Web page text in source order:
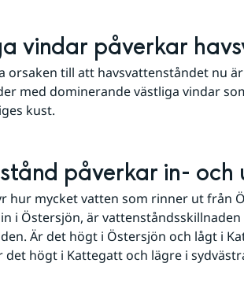
vindar påverkar
orsaken till att havsvattenståndet nu
med dominerande västliga vindar
kust.
påverkar in- och
hur mycket vatten som rinner ut från
i Östersjön, är
Är det högt i Östersjön och lågt i
det högt i Kattegatt och lägre i